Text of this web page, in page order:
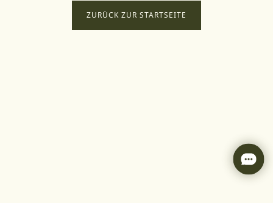
ZURÜCK ZUR STARTSEITE